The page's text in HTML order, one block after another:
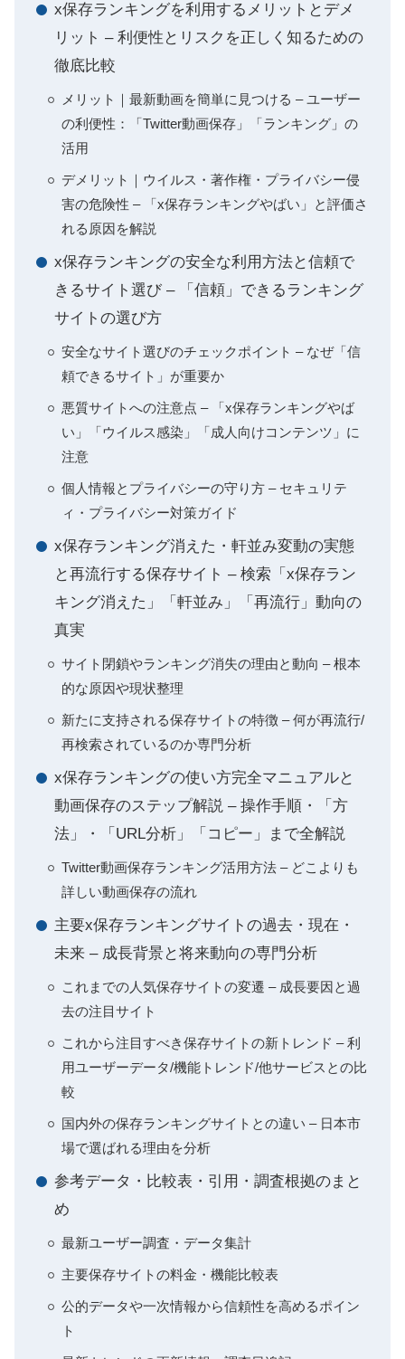
x保存ランキングを利用するメリットとデメ
リット – 利便性とリスクを正しく知るための
徹底比較
メリット｜最新動画を簡単に見つける – ユーザー
の利便性：「Twitter動画保存」「ランキング」の
活用
デメリット｜ウイルス・著作権・プライバシー侵
害の危険性 – 「x保存ランキングやばい」と評価さ
れる原因を解説
x保存ランキングの安全な利用方法と信頼で
きるサイト選び – 「信頼」できるランキング
サイトの選び方
安全なサイト選びのチェックポイント – なぜ「信
頼できるサイト」が重要か
悪質サイトへの注意点 – 「x保存ランキングやば
い」「ウイルス感染」「成人向けコンテンツ」に
注意
個人情報とプライバシーの守り方 – セキュリテ
ィ・プライバシー対策ガイド
x保存ランキング消えた・軒並み変動の実態
と再流行する保存サイト – 検索「x保存ラン
キング消えた」「軒並み」「再流行」動向の
真実
サイト閉鎖やランキング消失の理由と動向 – 根本
的な原因や現状整理
新たに支持される保存サイトの特徴 – 何が再流行/
再検索されているのか専門分析
x保存ランキングの使い方完全マニュアルと
動画保存のステップ解説 – 操作手順・「方
法」・「URL分析」「コピー」まで全解説
Twitter動画保存ランキング活用方法 – どこよりも
詳しい動画保存の流れ
主要x保存ランキングサイトの過去・現在・
未来 – 成長背景と将来動向の専門分析
これまでの人気保存サイトの変遷 – 成長要因と過
去の注目サイト
これから注目すべき保存サイトの新トレンド – 利
用ユーザーデータ/機能トレンド/他サービスとの比
較
国内外の保存ランキングサイトとの違い – 日本市
場で選ばれる理由を分析
参考データ・比較表・引用・調査根拠のまと
め
最新ユーザー調査・データ集計
主要保存サイトの料金・機能比較表
公的データや一次情報から信頼性を高めるポイン
ト